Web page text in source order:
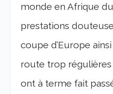
monde en Afrique
prestations
coupe d’Europe
route trop
ont à terme fait